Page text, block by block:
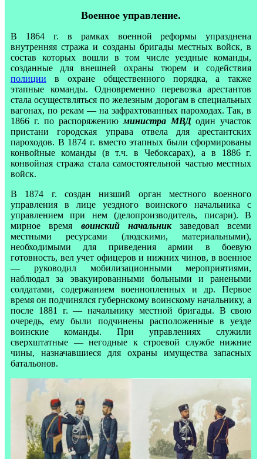
Военное управление.
В 1864 г. в рамках военной реформы упразднена
внутренняя стража и созданы бригады местных войск, в
состав которых вошли в том числе уездные команды,
созданные для внешней охраны тюрем и содействия
полиции в охране общественного порядка, а также
этапные команды. Одновременно перевозка арестантов
стала осуществляться по железным дорогам в специальных
вагонах, по рекам — на зафрахтованных пароходах. Так, в
1866 г. по распоряжениюминистра МВДодин участок
пристани городская управа отвела для арестантских
пароходов. В 1874 г. вместо этапных были сформированы
конвойные команды (в т.ч. в Чебоксарах), а в 1886 г.
конвойная стража стала самостоятельной частью местных
войск.
В 1874 г. создан низший орган местного военного
управления в лице уездного воинского начальника с
управлением при нем (делопроизводитель, писари). В
мирное время воинский начальникзаведовал всеми
местными ресурсами (людскими, материальными),
необходимыми для приведения армии в боевую
готовность, вел учет офицеров и нижних чинов, в военное
— руководил мобилизационными мероприятиями,
наблюдал за эвакуированными больными и ранеными
солдатами, содержанием военнопленных и др. Первое
время он подчинялся губернскому воинскому начальнику, а
после 1881 г. — начальнику местной бригады. В свою
очередь, ему были подчинены расположенные в уезде
воинские команды. При управлениях служили
сверхштатные — негодные к строевой службе нижние
чины, назначавшиеся для охраны имущества запасных
батальонов.